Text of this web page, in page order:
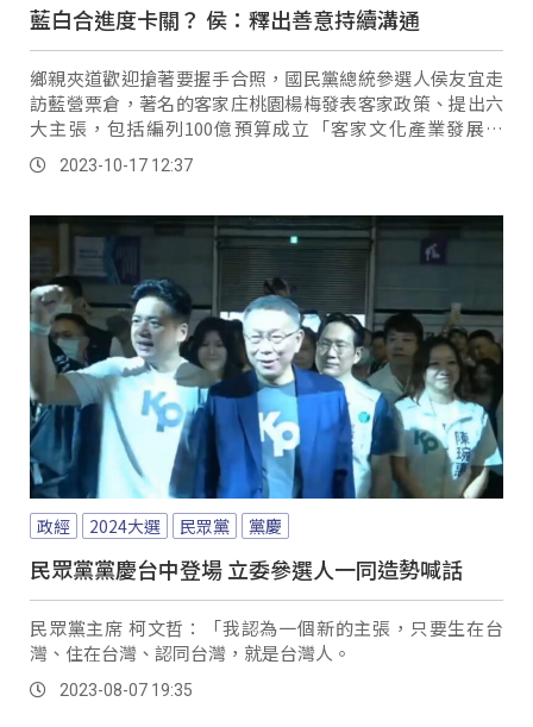
藍白合進度卡關？ 侯：釋出善意持續溝通
鄉親夾道歡迎搶著要握手合照，國民黨總統參選人侯友宜走
訪藍營票倉，著名的客家庄桃園楊梅發表客家政策、提出六
大主張，包括編列100億預算成立「客家文化產業發展基
金」，以及增訂「客語發展法」等。
2023-10-17 12:37
政經 2024大選 民眾黨 黨慶
民眾黨黨慶台中登場 立委參選人一同造勢喊話
民眾黨主席 柯文哲：「我認為一個新的主張，只要生在台
灣、住在台灣、認同台灣，就是台灣人。
2023-08-07 19:35